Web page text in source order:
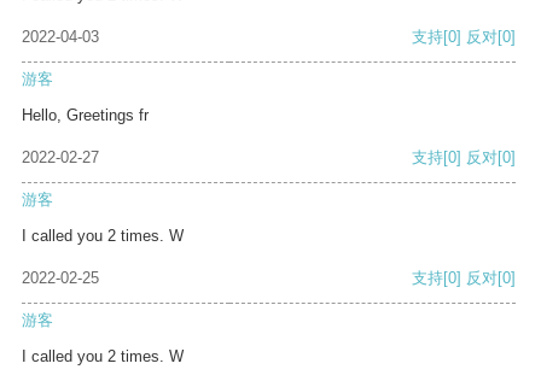
2022-04-03 支持[0] 反对[0]
游客
Hello, Greetings fr
2022-02-27 支持[0] 反对[0]
游客
I called you 2 times. W
2022-02-25 支持[0] 反对[0]
游客
I called you 2 times. W